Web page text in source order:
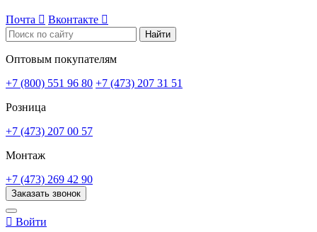
Почта  Вконтакте 
Найти
Оптовым покупателям
+7 (800) 551 96 80 +7 (473) 207 31 51
Розница
+7 (473) 207 00 57
Монтаж
+7 (473) 269 42 90
Заказать звонок
 Войти